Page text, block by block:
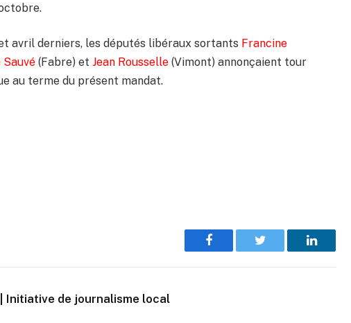
avril derniers, les députés libéraux sortants Francine
Sauvé (Fabre) etJean Rousselle (Vimont) annonçaient tour
au terme du présent mandat.
Facebook Twitter LinkedIn
Initiative de journalisme local